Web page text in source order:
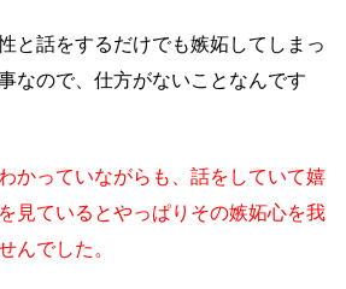
と話をするだけでも嫉妬してしまっ
なので、仕方がないことなんです
かっていながらも、話をしていて嬉
見ているとやっぱりその嫉妬心を我
んでした。